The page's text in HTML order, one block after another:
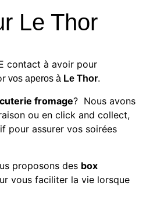
Le Thor
contact à avoir pour
vos aperos à Le Thor.
fromage? Nous avons
ou en click and collect,
pour assurer vos soirées
proposons des box
vous faciliter la vie lorsque